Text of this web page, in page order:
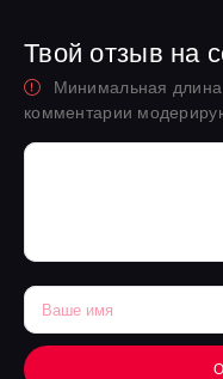
Твой отзыв на
Минимальная длина
комментарии